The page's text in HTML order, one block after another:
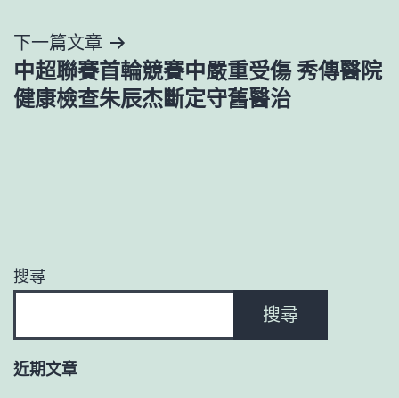
覽
下一篇文章
中超聯賽首輪競賽中嚴重受傷 秀傳醫院
健康檢查朱辰杰斷定守舊醫治
搜尋
搜尋
近期文章